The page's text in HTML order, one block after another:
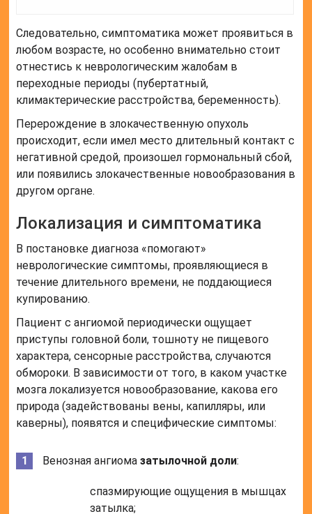
Следовательно, симптоматика может проявиться в
любом возрасте, но особенно внимательно стоит
отнестись к неврологическим жалобам в
переходные периоды (пубертатный,
климактерические расстройства, беременность).
Перерождение в злокачественную опухоль
происходит, если имел место длительный контакт с
негативной средой, произошел гормональный сбой,
или появились злокачественные новообразования в
другом органе.
Локализация и симптоматика
В постановке диагноза «помогают»
неврологические симптомы, проявляющиеся в
течение длительного времени, не поддающиеся
купированию.
Пациент с ангиомой периодически ощущает
приступы головной боли, тошноту не пищевого
характера, сенсорные расстройства, случаются
обмороки. В зависимости от того, в каком участке
мозга локализуется новообразование, какова его
природа (задействованы вены, капилляры, или
каверны), появятся и специфические симптомы:
Венозная ангиомазатылочной доли:
спазмирующие ощущения в мышцах
затылка;